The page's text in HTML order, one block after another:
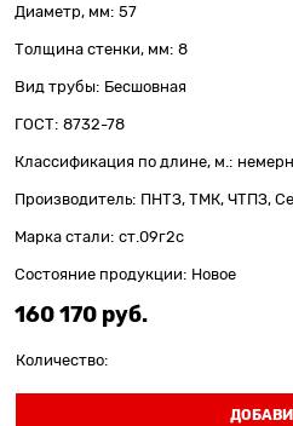
Диаметр, мм: 57
Толщина стенки, мм: 8
Вид трубы: Бесшовная
ГОСТ: 8732-78
Классификация по длине, м.:
Производитель: ПНТЗ, ТМК, ЧТПЗ,
Марка стали: ст.09г2с
Состояние продукции: Новое
160 170 руб.
Количество: